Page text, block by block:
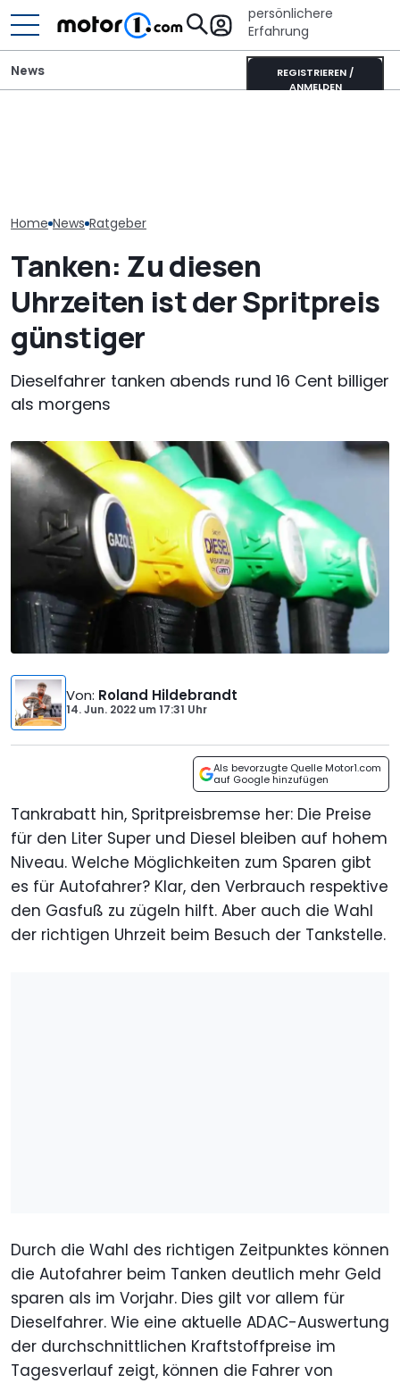
persönlichere
Erfahrung
REGISTRIEREN /
ANMELDEN
News
Home News Ratgeber
Tanken: Zu diesen
Uhrzeiten ist der Spritpreis
günstiger
Dieselfahrer tanken abends rund 16 Cent billiger
als morgens
Von: Roland Hildebrandt
14. Jun. 2022 um17:31 Uhr
Als bevorzugte Quelle Motor1.com
auf Google hinzufügen
Tankrabatt hin, Spritpreisbremse her: Die Preise
für den Liter Super und Diesel bleiben auf hohem
Niveau. Welche Möglichkeiten zum Sparen gibt
es für Autofahrer? Klar, den Verbrauch respektive
den Gasfuß zu zügeln hilft. Aber auch die Wahl
der richtigen Uhrzeit beim Besuch der Tankstelle.
Durch die Wahl des richtigen Zeitpunktes können
die Autofahrer beim Tanken deutlich mehr Geld
sparen als im Vorjahr. Dies gilt vor allem für
Dieselfahrer. Wie eine aktuelle ADAC-Auswertung
der durchschnittlichen Kraftstoffpreise im
Tagesverlauf zeigt, können die Fahrer von